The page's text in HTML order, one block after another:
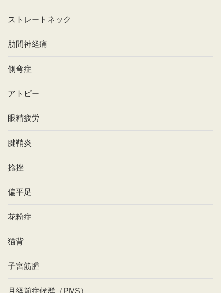
ストレートネック
肋間神経痛
側弯症
アトピー
眼精疲労
腱鞘炎
捻挫
偏平足
花粉症
猫背
子宮筋腫
月経前症候群（PMS）